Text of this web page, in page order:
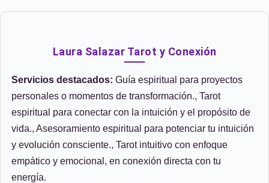
Laura Salazar Tarot y Conexión
Servicios destacados: Guía espiritual para proyectos
personales o momentos de transformación., Tarot
espiritual para conectar con la intuición y el propósito de
vida., Asesoramiento espiritual para potenciar tu intuición
y evolución consciente., Tarot intuitivo con enfoque
empático y emocional, en conexión directa con tu
energía.